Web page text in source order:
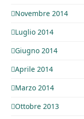
Novembre 2014
Luglio 2014
Giugno 2014
Aprile 2014
Marzo 2014
Ottobre 2013